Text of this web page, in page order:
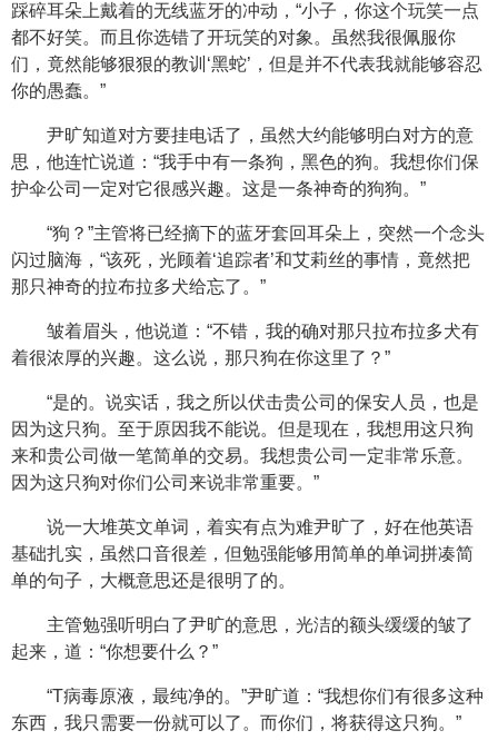
踩碎耳朵上戴着的无线蓝牙的冲动，“小子，你这个玩笑一点
都不好笑。而且你选错了开玩笑的对象。虽然我很佩服你
们，竟然能够狠狠的教训‘黑蛇’，但是并不代表我就能够容忍
你的愚蠢。”
尹旷知道对方要挂电话了，虽然大约能够明白对方的意
思，他连忙说道：“我手中有一条狗，黑色的狗。我想你们保
护伞公司一定对它很感兴趣。这是一条神奇的狗狗。”
“狗？”主管将已经摘下的蓝牙套回耳朵上，突然一个念头
闪过脑海，“该死，光顾着‘追踪者’和艾莉丝的事情，竟然把
那只神奇的拉布拉多犬给忘了。”
皱着眉头，他说道：“不错，我的确对那只拉布拉多犬有
着很浓厚的兴趣。这么说，那只狗在你这里了？”
“是的。说实话，我之所以伏击贵公司的保安人员，也是
因为这只狗。至于原因我不能说。但是现在，我想用这只狗
来和贵公司做一笔简单的交易。我想贵公司一定非常乐意。
因为这只狗对你们公司来说非常重要。”
说一大堆英文单词，着实有点为难尹旷了，好在他英语
基础扎实，虽然口音很差，但勉强能够用简单的单词拼凑简
单的句子，大概意思还是很明了的。
主管勉强听明白了尹旷的意思，光洁的额头缓缓的皱了
起来，道：“你想要什么？”
“T病毒原液，最纯净的。”尹旷道：“我想你们有很多这种
东西，我只需要一份就可以了。而你们，将获得这只狗。”